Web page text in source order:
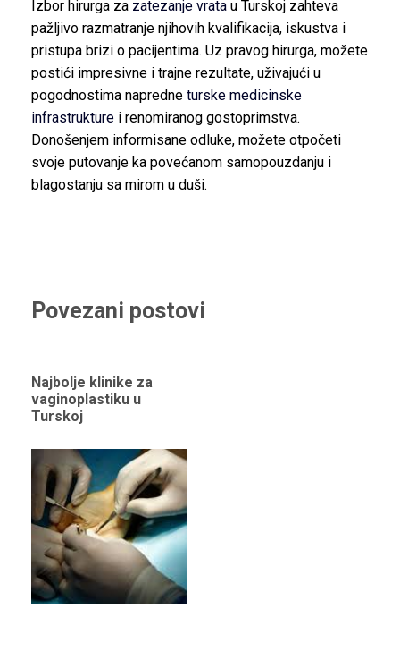
Izbor hirurga za zatezanje vratau Turskoj zahteva
pažljivo razmatranje njihovih kvalifikacija, iskustva i
pristupa brizi o pacijentima. Uz pravog hirurga, možete
postići impresivne i trajne rezultate, uživajući u
pogodnostima napredne turske medicinske
infrastrukturei renomiranog gostoprimstva.
Donošenjem informisane odluke, možete otpočeti
svoje putovanje ka povećanom samopouzdanju i
blagostanju sa mirom u duši.
Povezani postovi
Najbolje klinike za
vaginoplastiku u
Turskoj